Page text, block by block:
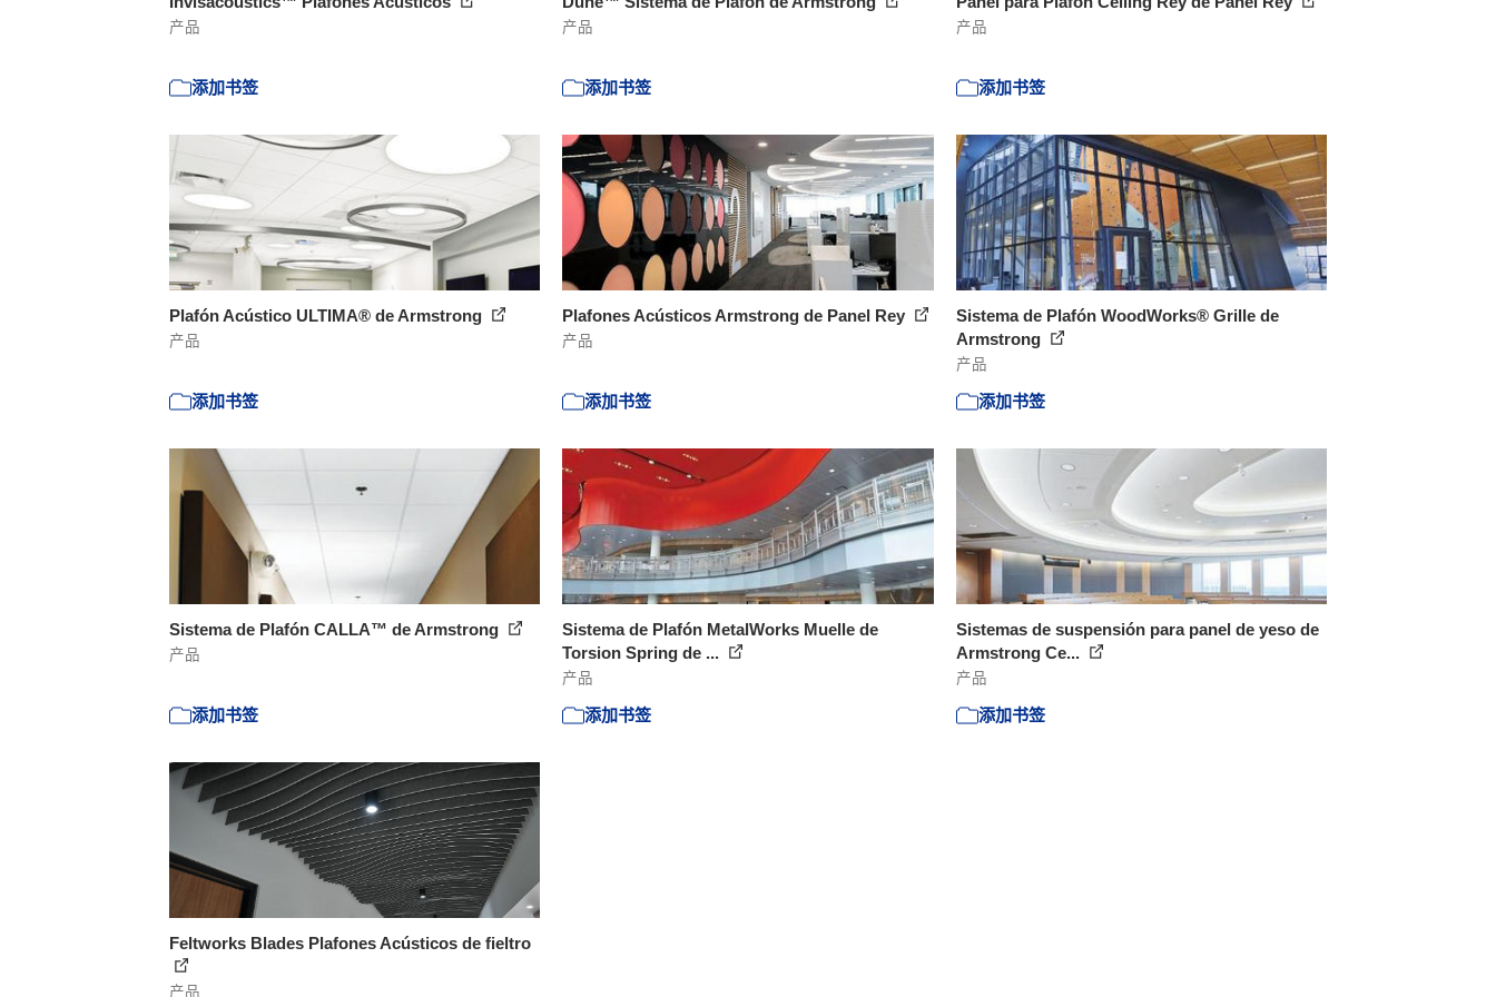
产品
添加书签
产品
添加书签
产品
添加书签
Plafón Acústico ULTIMA® de Armstrong
产品
添加书签
Plafones Acústicos Armstrong de Panel Rey
产品
添加书签
Sistema de Plafón WoodWorks® Grille de
Armstrong
产品
添加书签
Sistema de Plafón CALLA™ de Armstrong
产品
添加书签
Sistema de Plafón MetalWorks Muelle de
Torsion Spring de ...
产品
添加书签
Sistemas de suspensión para panel de yeso de
Armstrong Ce...
产品
添加书签
Feltworks Blades Plafones Acústicos de fieltro
产品